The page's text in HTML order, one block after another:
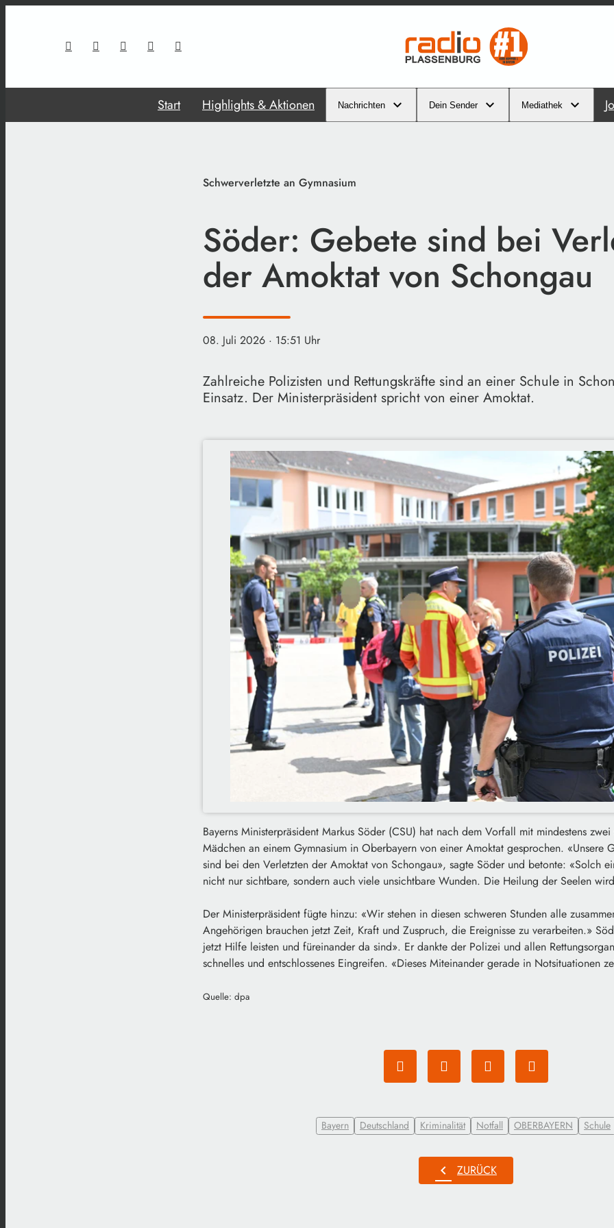
Start Highlights & Aktionen Nachrichten Dein Sender Mediathek
Schwerverletzte an Gymnasium
Söder: Gebete sind bei
der Amoktat von Schongau
08. Juli 2026 · 15:51 Uhr
Zahlreiche Polizisten und Rettungskräfte sind an einer Schule in
Einsatz. Der Ministerpräsident spricht von einer Amoktat.
Bayerns Ministerpräsident Markus Söder (CSU) hat nach dem Vorfall mit mindestens zwei
Mädchen an einem Gymnasium in Oberbayern von einer Amoktat gesprochen. «Unsere
sind bei den Verletzten der Amoktat von Schongau», sagte Söder und betonte: «Solch
nicht nur sichtbare, sondern auch viele unsichtbare Wunden. Die Heilung der Seelen
Der Ministerpräsident fügte hinzu: «Wir stehen in diesen schweren Stunden alle
Angehörigen brauchen jetzt Zeit, Kraft und Zuspruch, die Ereignisse zu verarbeiten.»
jetzt Hilfe leisten und füreinander da sind». Er dankte der Polizei und allen
schnelles und entschlossenes Eingreifen. «Dieses Miteinander gerade in Notsituationen
Quelle: dpa
Bayern Deutschland Kriminalität Notfall OBERBAYERN Schule
chevron_left ZURÜCK